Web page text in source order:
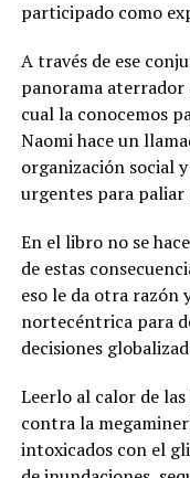
participado como
A través de ese
panorama
cual la conocemos
Naomi hace un
organización social
urgentes para paliar
En el libro no se
de estas
eso le da otra razón
nortecéntrica para
decisiones
Leerlo al calor de
contra la
intoxicados con el